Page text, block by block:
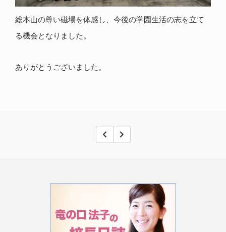
総本山の尊い磁場を体感し、今後の学園生活の志を立て
る機会となりました。
ありがとうございました。